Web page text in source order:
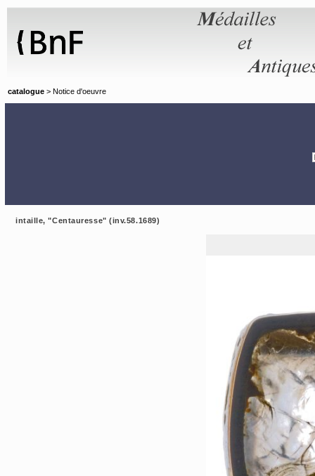
catalogue > Notice d'oeuvre
intaille, "Centauresse" (inv.58.1689)